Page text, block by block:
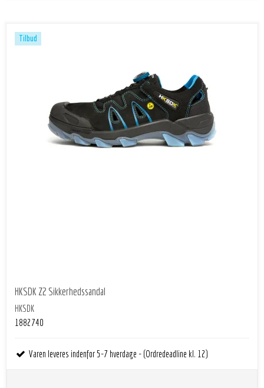
Tilbud
HKSDK Z2 Sikkerhedssandal
HKSDK
1882740
Varen leveres indenfor 5-7 hverdage - (Ordredeadline kl. 12)